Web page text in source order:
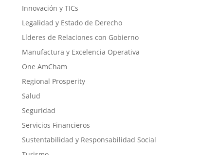
Innovación y TICs
Legalidad y Estado de Derecho
Líderes de Relaciones con Gobierno
Manufactura y Excelencia Operativa
One AmCham
Regional Prosperity
Salud
Seguridad
Servicios Financieros
Sustentabilidad y Responsabilidad Social